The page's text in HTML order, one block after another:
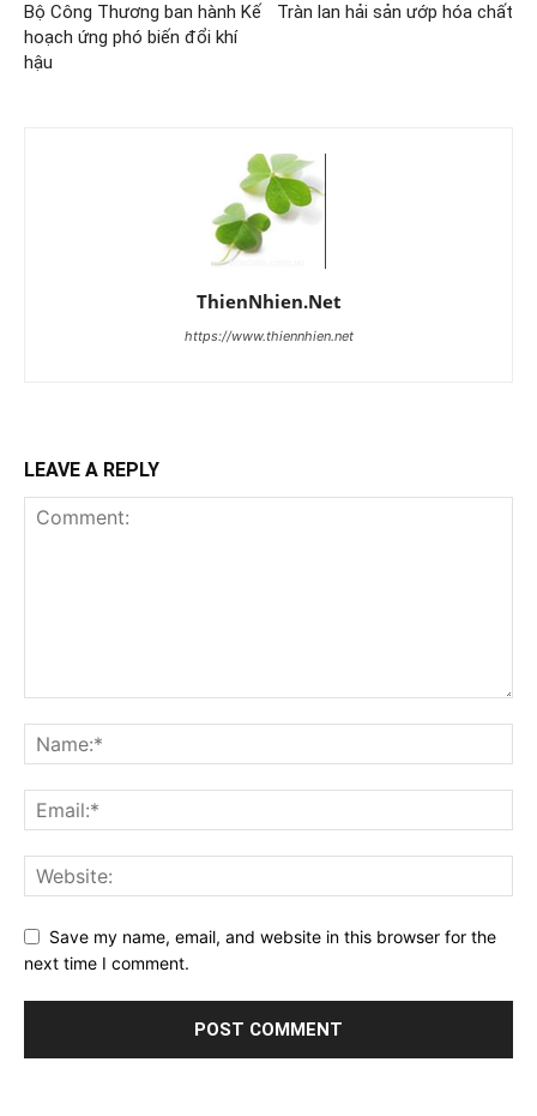
Bộ Công Thương ban hành Kế
hoạch ứng phó biến đổi khí
hậu
Tràn lan hải sản ướp hóa chất
ThienNhien.Net
https://www.thiennhien.net
LEAVE A REPLY
Save my name, email, and website in this browser for the
next time I comment.